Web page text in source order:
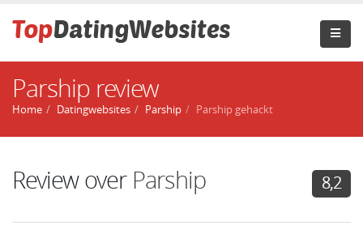
Parship review
Home Datingwebsites Parship Parship gehackt
Review over Parship 8,2